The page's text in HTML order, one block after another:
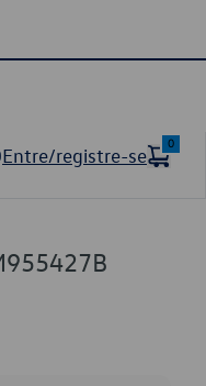
Entre/registre-se
0